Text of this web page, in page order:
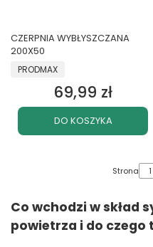
CZERPNIA WYBŁYSZCZANA
200X50
PRODUCENT
PRODMAX
Cena
69,99 zł
DO KOSZYKA
Strona
Co wchodzi w skład
powietrza i do czego